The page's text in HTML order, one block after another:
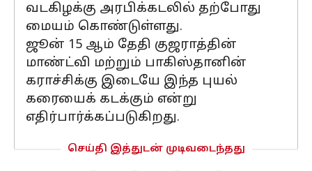
வடகிழக்கு அரபிக்கடலில் தற்போது
மையம் கொண்டுள்ளது.
ஜூன் 15 ஆம் தேதி குஜராத்தின்
மாண்ட்வி மற்றும் பாகிஸ்தானின்
கராச்சிக்கு இடையே இந்த புயல்
கரையைக் கடக்கும் என்று
எதிர்பார்க்கப்படுகிறது.
செய்தி இத்துடன் முடிவடைந்தது